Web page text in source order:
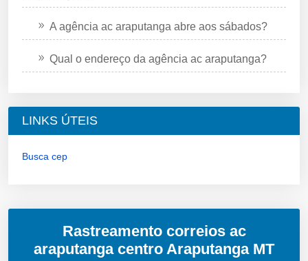
A agência ac araputanga abre aos sábados?
Qual o endereço da agência ac araputanga?
LINKS ÚTEIS
Busca cep
Rastreamento correios ac
araputanga centro Araputanga MT